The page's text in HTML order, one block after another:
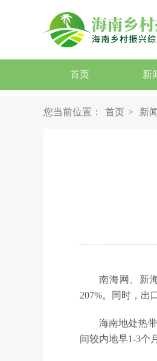
首页 新
您当前位置： 首页 > 新闻
南海网、新
207%。同时，出
海南地处热
间较内地早1-3个